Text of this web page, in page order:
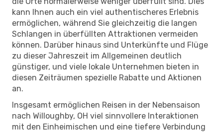
kann Ihnen auch ein viel authentischeres Erlebnis
ermöglichen, während Sie gleichzeitig die langen
Schlangen in überfüllten Attraktionen vermeiden
können. Darüber hinaus sind Unterkünfte und Flüge
zu dieser Jahreszeit im Allgemeinen deutlich
günstiger, und viele lokale Unternehmen bieten in
diesen Zeiträumen spezielle Rabatte und Aktionen
an.
Insgesamt ermöglichen Reisen in der Nebensaison
nach Willoughby, OH viel sinnvollere Interaktionen
mit den Einheimischen und eine tiefere Verbindung